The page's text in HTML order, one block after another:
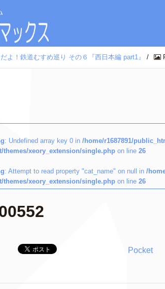
よ！鉄道むすめ巡り その６『西日本編 part1』 /
: Undefined array key 0 in /home/r1687891/
themes/xeory_extension/single.php on line 26
: Attempt to read property "cat_name" on null in /
themes/xeory_extension/single.php on line 26
Pocket